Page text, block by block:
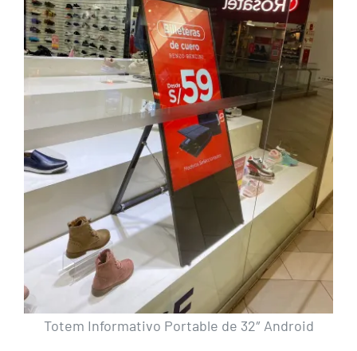
Totem Informativo Portable de 32″ Android